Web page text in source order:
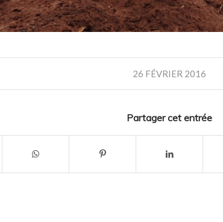
26 FÉVRIER 2016
Partager cet entrée